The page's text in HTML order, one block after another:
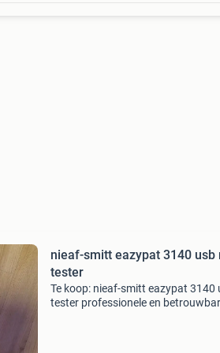
nieaf-smitt eazypat 3140 usb
tester
Te koop: nieaf-smitt eazypat 3140
tester professionele en